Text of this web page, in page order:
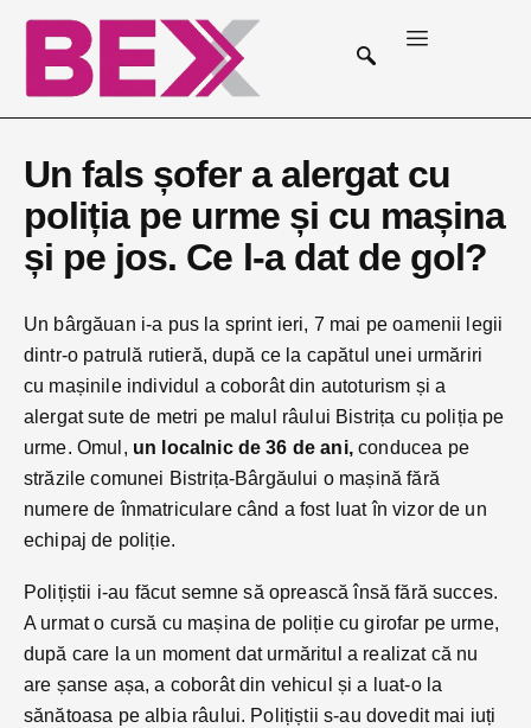
Un fals șofer a alergat cu
poliția pe urme și cu mașina
și pe jos. Ce l-a dat de gol?
Un bârgăuan i-a pus la sprint ieri, 7 mai pe oamenii legii
dintr-o patrulă rutieră, după ce la capătul unei urmăriri
cu mașinile individul a coborât din autoturism și a
alergat sute de metri pe malul râului Bistrița cu poliția pe
urme. Omul, un localnic de 36 de ani,conducea pe
străzile comunei Bistrița-Bârgăului o mașină fără
numere de înmatriculare când a fost luat în vizor de un
echipaj de poliție.
Polițiștii i-au făcut semne să oprească însă fără succes.
A urmat o cursă cu mașina de poliție cu girofar pe urme,
după care la un moment dat urmăritul a realizat că nu
are șanse așa, a coborât din vehicul și a luat-o la
sănătoasa pe albia râului. Polițiștii s-au dovedit mai iuți